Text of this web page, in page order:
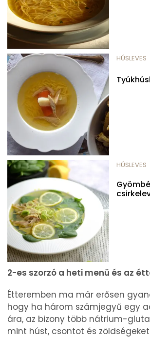
HÚSLEVES
HÚSLEVES
2-es szorzó a heti menü és az
Étteremben ma már erősen
hogy ha három számjegyű egy
ára, az bizony több nátrium-
mint húst, csontot és